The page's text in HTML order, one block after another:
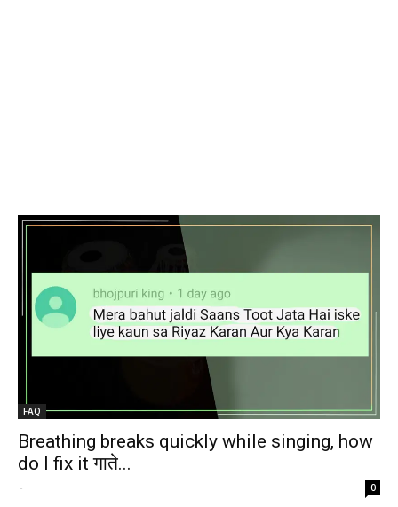
FAQ
Breathing breaks quickly while singing, how
do I fix it गाते...
- 0